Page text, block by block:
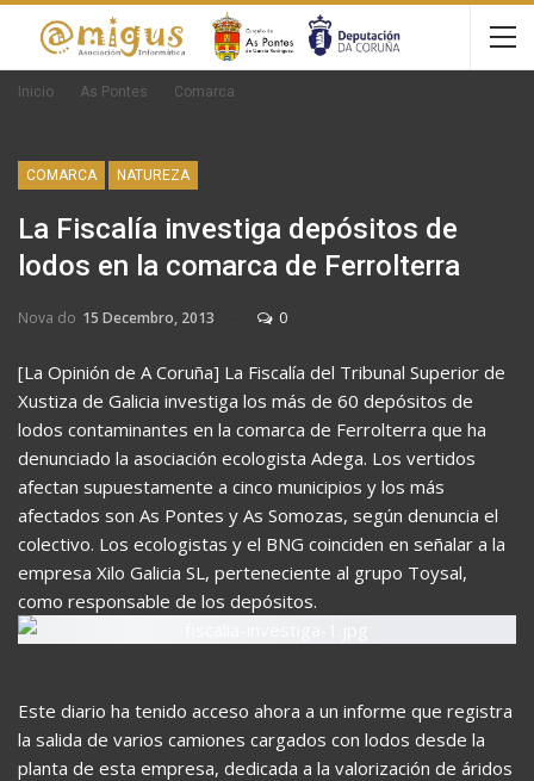
Inicio As Pontes Comarca
COMARCA NATUREZA
La Fiscalía investiga depósitos de
lodos en la comarca de Ferrolterra
Nova do 15 Decembro, 2013 0
[La Opinión de A Coruña] La Fiscalía del Tribunal Superior de
Xustiza de Galicia investiga los más de 60 depósitos de
lodos contaminantes en la comarca de Ferrolterra que ha
denunciado la asociación ecologista Adega. Los vertidos
afectan supuestamente a cinco municipios y los más
afectados son As Pontes y As Somozas, según denuncia el
colectivo. Los ecologistas y el BNG coinciden en señalar a la
empresa Xilo Galicia SL, perteneciente al grupo Toysal,
como responsable de los depósitos.
Este diario ha tenido acceso ahora a un informe que registra
la salida de varios camiones cargados con lodos desde la
planta de esta empresa, dedicada a la valorización de áridos